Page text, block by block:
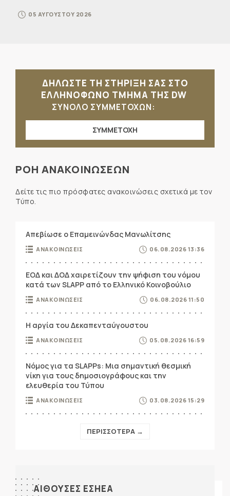
05 ΑΥΓΟΥΣΤΟΥ 2026
ΔΗΛΩΣΤΕ ΤΗ ΣΤΗΡΙΞΗ ΣΑΣ ΣΤΟ
ΕΛΛΗΝΟΦΩΝΟ ΤΜΗΜΑ ΤΗΣ DW
ΣΥΝΟΛΟ ΣΥΜΜΕΤΟΧΩΝ:
ΣΥΜΜΕΤΟΧΗ
ΡΟΗ ΑΝΑΚΟΙΝΩΣΕΩΝ
Δείτε τις πιο πρόσφατες ανακοινώσεις σχετικά με τον
Τύπο.
Απεβίωσε ο Επαμεινώνδας Μανωλίτσης
ΑΝΑΚΟΙΝΩΣΕΙΣ 06.08.2026 13:36
ΕΟΔ και ΔΟΔ χαιρετίζουν την ψήφιση του νόμου
κατά των SLAPP από το Ελληνικό Κοινοβούλιο
ΑΝΑΚΟΙΝΩΣΕΙΣ 06.08.2026 11:50
Η αργία του Δεκαπενταύγουστου
ΑΝΑΚΟΙΝΩΣΕΙΣ 05.08.2026 16:59
Νόμος για τα SLAPPs: Μια σημαντική θεσμική
νίκη για τους δημοσιογράφους και την
ελευθερία του Τύπου
ΑΝΑΚΟΙΝΩΣΕΙΣ 03.08.2026 15:29
ΠΕΡΙΣΣΟΤΕΡΑ →
ΑΙΘΟΥΣΕΣ ΕΣΗΕΑ